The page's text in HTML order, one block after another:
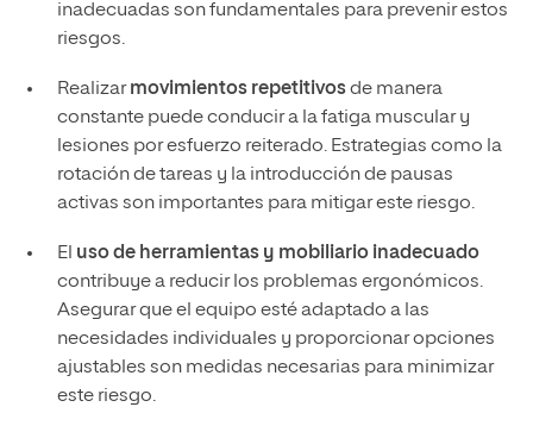
inadecuadas son fundamentales para prevenir estos
riesgos.
Realizarmovimientos repetitivosde manera
constante puede conducir a la fatiga muscular y
lesiones por esfuerzo reiterado. Estrategias como la
rotación de tareas y la introducción de pausas
activas son importantes para mitigar este riesgo.
El uso de herramientas y mobiliario inadecuado
contribuye a reducir los problemas ergonómicos.
Asegurar que el equipo esté adaptado a las
necesidades individuales y proporcionar opciones
ajustables son medidas necesarias para minimizar
este riesgo.